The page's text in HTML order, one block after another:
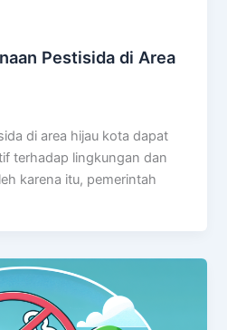
Pestisida di Area
di area hijau kota dapat
terhadap lingkungan dan
karena itu, pemerintah